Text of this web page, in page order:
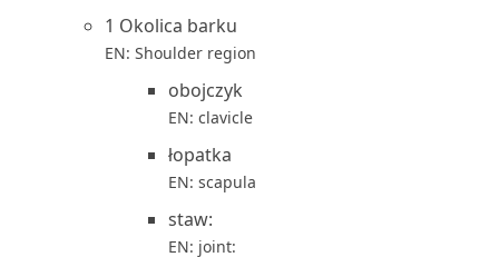
1 Okolica barku
EN: Shoulder region
obojczyk
EN: clavicle
łopatka
EN: scapula
staw:
EN: joint: